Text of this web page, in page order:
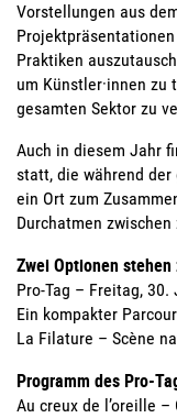
Vorstellungen aus
Praktiken
um Künstler·innen
gesamten Sektor zu
Auch in diesem Jahr
statt, die während
ein Ort zum
Durchatmen
Zwei Optionen
Pro-Tag – Freitag, 30.
Ein kompakter
La Filature – Scène
Programm des Pro-
Au creux de l’oreille